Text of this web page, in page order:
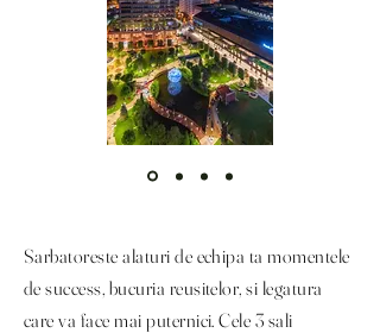
Sarbatoreste alaturi de echipa ta momentele
de success, bucuria reusitelor, si legatura
care va face mai puternici. Cele 3 sali